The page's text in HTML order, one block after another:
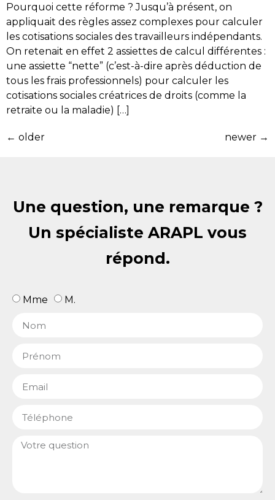
Pourquoi cette réforme ? Jusqu’à présent, on
appliquait des règles assez complexes pour calculer
les cotisations sociales des travailleurs indépendants.
On retenait en effet 2 assiettes de calcul différentes :
une assiette “nette” (c’est-à-dire après déduction de
tous les frais professionnels) pour calculer les
cotisations sociales créatrices de droits (comme la
retraite ou la maladie) […]
← older newer →
Une question, une remarque ?
Un spécialiste ARAPL vous
répond.
Mme M.